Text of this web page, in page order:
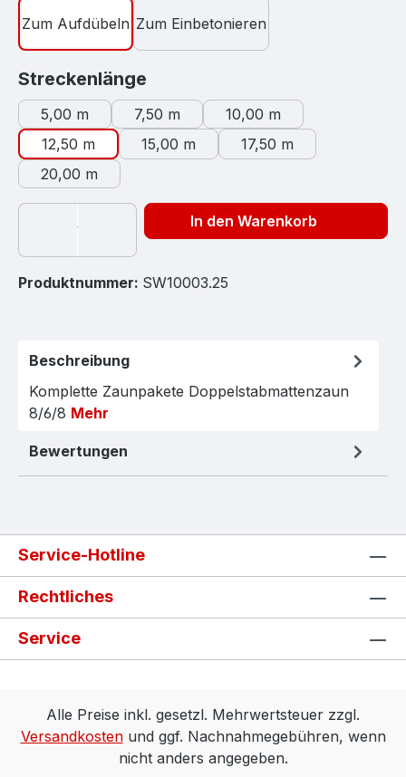
Zum Aufdübeln Zum Einbetonieren
Streckenlänge
5,00 m 7,50 m
10,00 m
12,50 m
15,00 m
17,50 m
20,00 m
In den Warenkorb
Produktnummer: SW10003.25
Beschreibung
Komplette Zaunpakete Doppelstabmattenzaun
8/6/8 Mehr
Bewertungen
Service-Hotline
Rechtliches
Service
Alle Preise inkl. gesetzl. Mehrwertsteuer zzgl.
Versandkostenund ggf. Nachnahmegebühren, wenn
nicht anders angegeben.